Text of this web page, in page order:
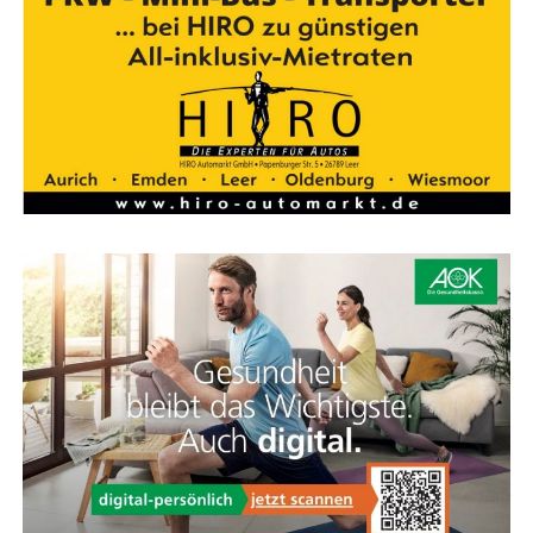
Stra­ßen­ver­kehr bes­ser geschützt. Alle Kabel sind voll­
stän­dig in den Vor­bau und Rah­men inte­griert, was sie
bes­ser schützt und die Optik verbessert.
KOGA Feder­ga­bel
Kom­fort und Sport­lich­keit vereint
bel und viel leich­ter als eine Stan­dard-Feder­ga­bel. Die­se
Feder­ein­heit spricht nur bei Bedarf an und bie­tet
zusätz­li­chen Kom­fort für Hand­ge­len­ke und Schul­tern,
ohne das direk­te Fahr­ge­fühl zu verlieren.
Flie­sen Bor­chers – Ihr Exper­te für Flie­sen im Ems­
land. Hoch­wer­tig, güns­tig und immer nah bei Ihnen.